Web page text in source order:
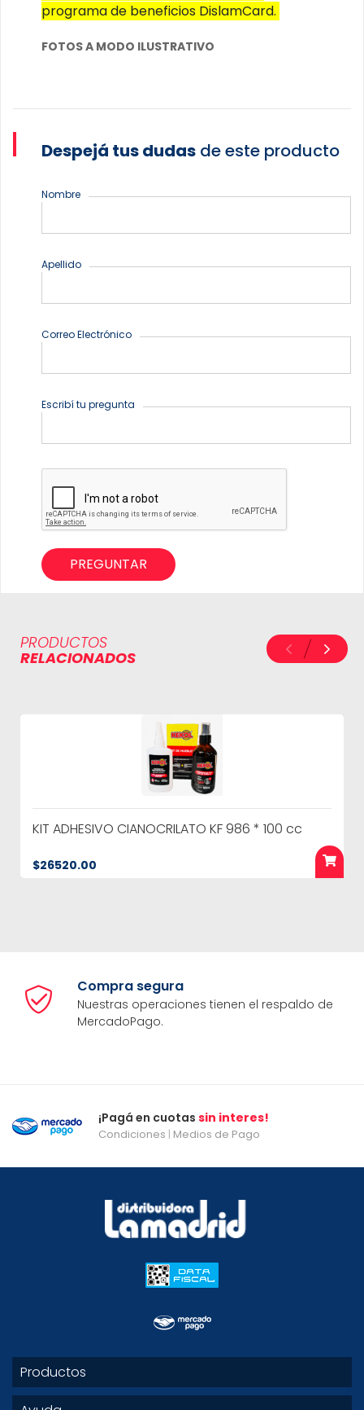
programa de beneficios DislamCard.
FOTOS A MODO ILUSTRATIVO
Despejá tus dudas de este producto
Nombre
Apellido
Correo Electrónico
Escribí tu pregunta
PREGUNTAR
PRODUCTOS
RELACIONADOS
KIT ADHESIVO CIANOCRILATO KF 986 * 100 cc
$26520.00
Compra segura
Nuestras operaciones tienen el respaldo de
MercadoPago.
¡Pagá en cuotas sin interes!
Condiciones | Medios de Pago
Productos